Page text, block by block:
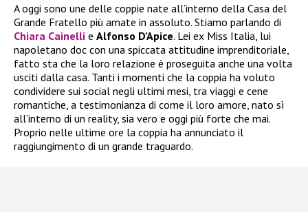
A oggi sono une delle coppie nate all’interno della Casa del
Grande Fratello più amate in assoluto. Stiamo parlando di
Chiara Cainelli e Alfonso D’Apice. Lei ex Miss Italia, lui
napoletano doc con una spiccata attitudine imprenditoriale,
fatto sta che la loro relazione è proseguita anche una volta
usciti dalla casa. Tanti i momenti che la coppia ha voluto
condividere sui social negli ultimi mesi, tra viaggi e cene
romantiche, a testimonianza di come il loro amore, nato sì
all’interno di un reality, sia vero e oggi più forte che mai.
Proprio nelle ultime ore la coppia ha annunciato il
raggiungimento di un grande traguardo.